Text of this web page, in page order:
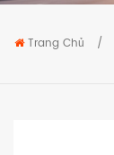
Trang Chủ /